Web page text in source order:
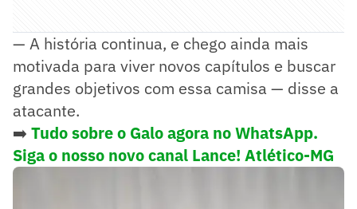
— A história continua, e chego ainda mais
motivada para viver novos capítulos e buscar
grandes objetivos com essa camisa — disse a
atacante.
➡️ Tudo sobre o Galo agora no WhatsApp.
Siga o nosso novo canal Lance! Atlético-MG